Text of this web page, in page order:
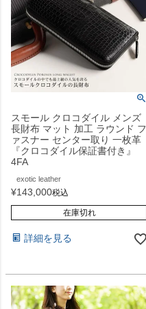
スモール クロコダイル メンズ
長財布 マット 加工 ラウンド フ
ァスナー センター取り 一枚革
『クロコダイル保証書付き』
4FA
exotic leather
¥143,000税込
在庫切れ
詳細を見る